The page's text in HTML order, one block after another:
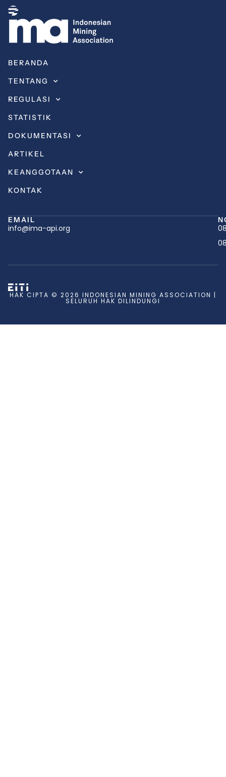
BERANDA
TENTANG
REGULASI
STATISTIK
DOKUMENTASI
ARTIKEL
KEANGGOTAAN
KONTAK
EMAIL
info@ima-api.org
HAK CIPTA © 2026 INDONESIAN MINING ASSOCIATION |
SELURUH HAK DILINDUNGI